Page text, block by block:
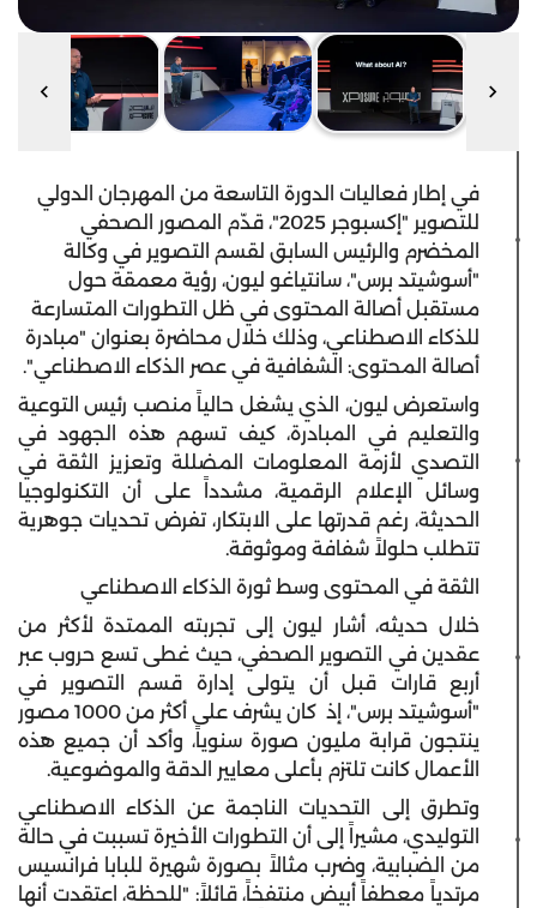
في إطار فعاليات الدورة التاسعة من المهرجان الدولي
للتصوير "إكسبوجر 2025"، قدّم المصور الصحفي
المخضرم والرئيس السابق لقسم التصوير في وكالة
"أسوشيتد برس"، سانتياغو ليون، رؤية معمقة حول
مستقبل أصالة المحتوى في ظل التطورات المتسارعة
للذكاء الاصطناعي، وذلك خلال محاضرة بعنوان "مبادرة
أصالة المحتوى: الشفافية في عصر الذكاء الاصطناعي".
واستعرض ليون، الذي يشغل حالياً منصب رئيس التوعية
والتعليم في المبادرة، كيف تسهم هذه الجهود في
التصدي لأزمة المعلومات المضللة وتعزيز الثقة في
وسائل الإعلام الرقمية، مشدداً على أن التكنولوجيا
الحديثة، رغم قدرتها على الابتكار، تفرض تحديات جوهرية
تتطلب حلولاً شفافة وموثوقة.
الثقة في المحتوى وسط ثورة الذكاء الاصطناعي
خلال حديثه، أشار ليون إلى تجربته الممتدة لأكثر من
عقدين في التصوير الصحفي، حيث غطى تسع حروب عبر
أربع قارات قبل أن يتولى إدارة قسم التصوير في
"أسوشيتد برس"، إذ كان يشرف على أكثر من 1000 مصور
ينتجون قرابة مليون صورة سنوياً، وأكد أن جميع هذه
الأعمال كانت تلتزم بأعلى معايير الدقة والموضوعية.
وتطرق إلى التحديات الناجمة عن الذكاء الاصطناعي
التوليدي، مشيراً إلى أن التطورات الأخيرة تسببت في حالة
من الضبابية، وضرب مثالاً بصورة شهيرة للبابا فرانسيس
مرتدياً معطفاً أبيض منتفخاً، قائلاً: "للحظة، اعتقدت أنها